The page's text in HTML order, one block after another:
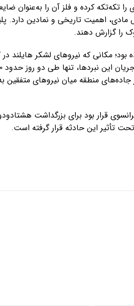
تکه‌تکه کرده و فلز آن را به‌عنوان
مادی، اهمیت تاریخی و نمادین دارد.
را گزارش دهند.
مکانی که نیروهای لشکر هایلند در
منطقه میان نیروهای متفقین
قرار بود برای بزرگداشت
تأثیر این حادثه قرار گرفته است.